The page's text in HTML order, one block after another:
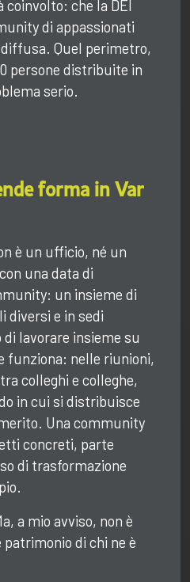
coinvolto: che la DEI
di appassionati
Quel perimetro,
persone distribuite in
serio.
forma in Var
è un ufficio, né un
una data di
un insieme di
diversi e in sedi
lavorare insieme su
funziona: nelle riunioni,
colleghi e colleghe,
in cui si distribuisce
Una community
concreti, parte
di trasformazione
a mio avviso, non è
di chi ne è